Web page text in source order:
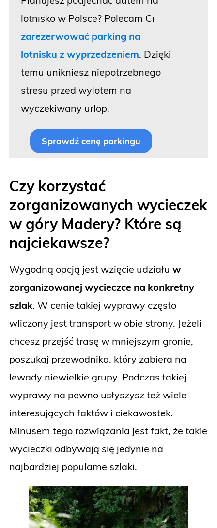
lotnisko w Polsce? Polecam Ci
zarezerwować parking na
lotnisku z wyprzedzeniem. Dzięki
temu unikniesz niepotrzebnego
stresu przed wylotem na
wyczekiwany urlop.
Sprawdź cenę parkingu
Czy korzystać
zorganizowanych wycieczek
w góry Madery? Które są
najciekawsze?
Wygodną opcją jest wzięcie udziału w
zorganizowanej wycieczce na konkretny
szlak. W cenie takiej wyprawy często
wliczony jest transport w obie strony. Jeżeli
chcesz przejść trasę w mniejszym gronie,
poszukaj przewodnika, który zabiera na
lewady niewielkie grupy. Podczas takiej
wyprawy na pewno usłyszysz też wiele
interesujących faktów i ciekawostek.
Minusem tego rozwiązania jest fakt, że takie
wycieczki odbywają się jedynie na
najbardziej popularne szlaki.